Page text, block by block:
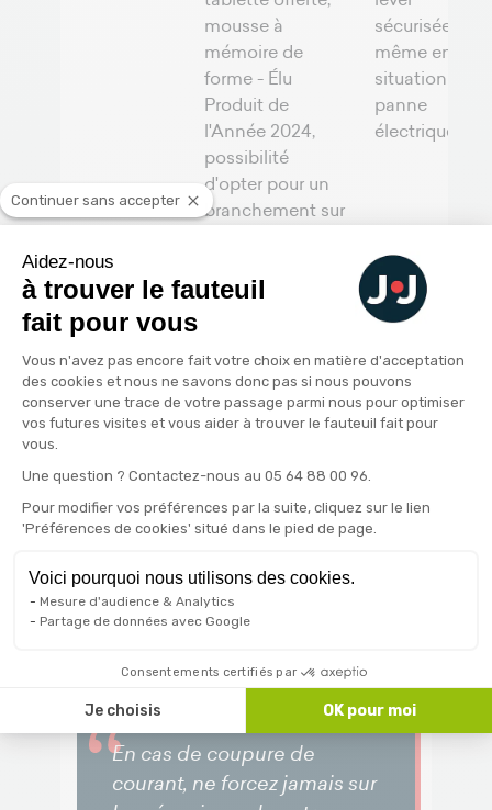
mousse à
mémoire de
forme - Élu
Produit de
l'Année 2024,
possibilité
d'opter pour un
branchement sur
sécurisée,
même en
situation de
panne
électrique
Sources
Enedis -Informations sur les coupures
de courant et gestion des pannes
Haute Autorité de Santé (HAS) -
Recommandations sur les aides
techniques à domicile
Sécurité et utilisation des fauteuils
releveurs
Les conseils de l'expert
En cas de coupure de
courant, ne forcez jamais sur
Continuer sans accepter
Aidez-nous
à trouver le fauteuil
fait pour vous
Plateforme de Gestion du
Vous n'avez pas encore fait votre choix en matière d'acceptation
des cookies et nous ne savons donc pas si nous pouvons
conserver une trace de votre passage parmi nous pour optimiser
vos futures visites et vous aider à trouver le fauteuil fait pour
vous.
Une question ? Contactez-nous au 05 64 88 00 96.
Pour modifier vos préférences par la suite, cliquez sur le lien
'Préférences de cookies' situé dans le pied de page.
Voici pourquoi nous utilisons des cookies.
Mesure d'audience & Analytics
Partage de données avec Google
Consentements certifiés par
Je choisis OK pour moi
Axeptio consent